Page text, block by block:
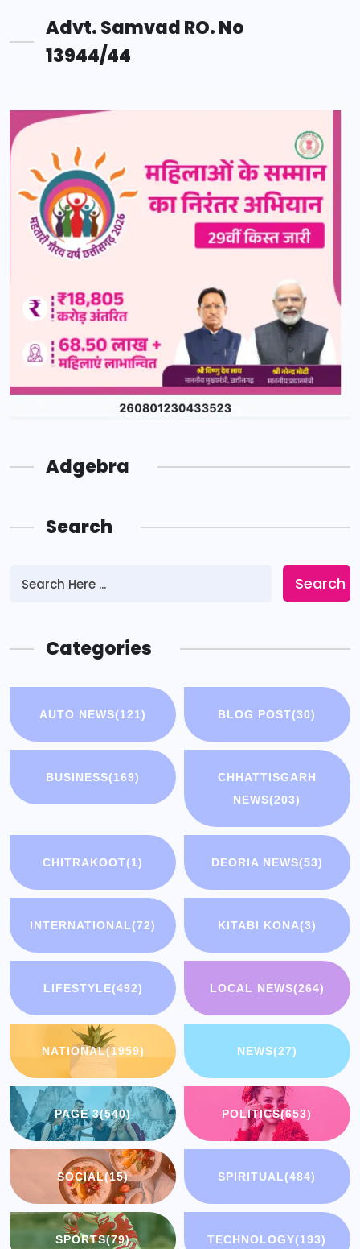
Advt. Samvad RO. No
13944/44
Adgebra
Search
Search
Categories
AUTO NEWS(121) BLOG POST(30)
BUSINESS(169)
CHHATTISGARH
NEWS(203)
CHITRAKOOT(1) DEORIA NEWS(53)
INTERNATIONAL(72) KITABI KONA(3)
LIFESTYLE(492) LOCAL NEWS(264)
NATIONAL(1959) NEWS(27)
PAGE 3(540) POLITICS(653)
SOCIAL(15) SPIRITUAL(484)
SPORTS(79) TECHNOLOGY(193)